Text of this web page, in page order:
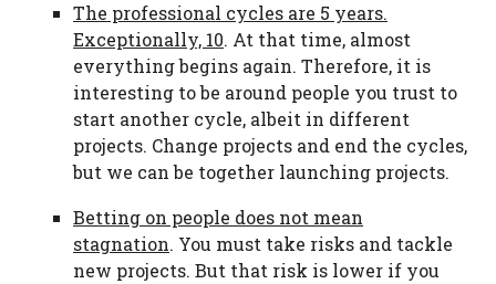
The professional cycles are 5 years.
Exceptionally, 10. At that time, almost
everything begins again. Therefore, it is
interesting to be around people you trust to
start another cycle, albeit in different
projects. Change projects and end the cycles,
but we can be together launching projects.
Betting on people does not mean
stagnation. You must take risks and tackle
new projects. But that risk is lower if you